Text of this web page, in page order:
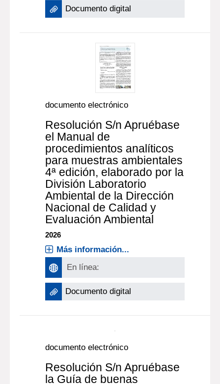
Documento digital
documento electrónico
Resolución S/n Apruébase
el Manual de
procedimientos analíticos
para muestras ambientales
4ª edición, elaborado por la
División Laboratorio
Ambiental de la Dirección
Nacional de Calidad y
Evaluación Ambiental
2026
Más información...
En línea:
Documento digital
documento electrónico
Resolución S/n Apruébase
la Guía de buenas